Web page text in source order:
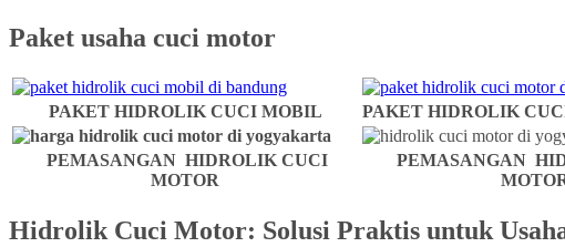
Paket usaha cuci motor
PAKET HIDROLIK CUCI MOBIL PAKET HIDROLIK
PEMASANGAN HIDROLIK CUCI
MOTOR
PEMASANGAN
Hidrolik Cuci Motor: Solusi Praktis untuk